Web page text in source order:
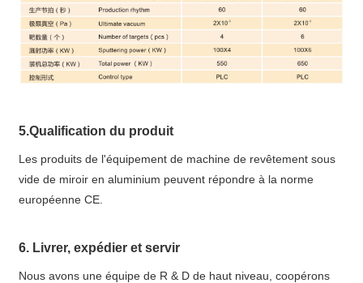
5.Qualification du produit
Les produits de l'équipement de machine de revêtement sous
vide de miroir en aluminium peuvent répondre à la norme
européenne CE.
6. Livrer, expédier et servir
Nous avons une équipe de R & D de haut niveau, coopérons